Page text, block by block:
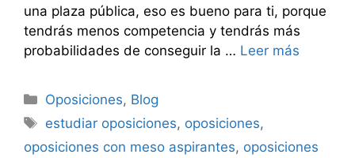
una plaza pública, eso es bueno para ti, porque
tendrás menos competencia y tendrás más
probabilidades de conseguir la … Leer más
Categorías
Oposiciones, Blog
Etiquetas
estudiar oposiciones, oposiciones,
oposiciones con meso aspirantes, oposiciones